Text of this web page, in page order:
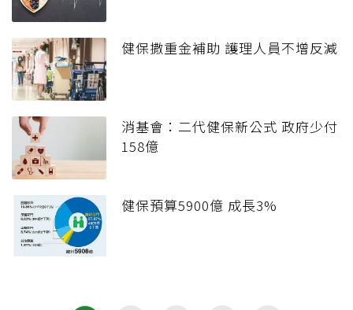
健保撒重金補助 護理人員不增反減
消基會：二代健保新公式 政府少付
158億
健保預算5900億 成長3%